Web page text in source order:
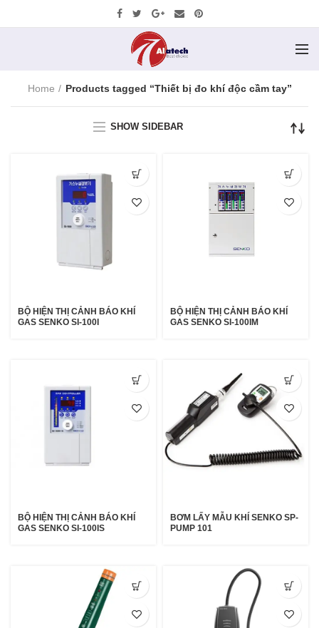
Home Products tagged “Thiết bị đo khí độc cầm tay”
SHOW SIDEBAR
BỘ HIỆN THỊ CẢNH BÁO KHÍ
GAS SENKO SI-100I
BỘ HIỆN THỊ CẢNH BÁO KHÍ
GAS SENKO SI-100IM
BỘ HIỆN THỊ CẢNH BÁO KHÍ
GAS SENKO SI-100IS
BƠM LẤY MẪU KHÍ SENKO SP-
PUMP 101